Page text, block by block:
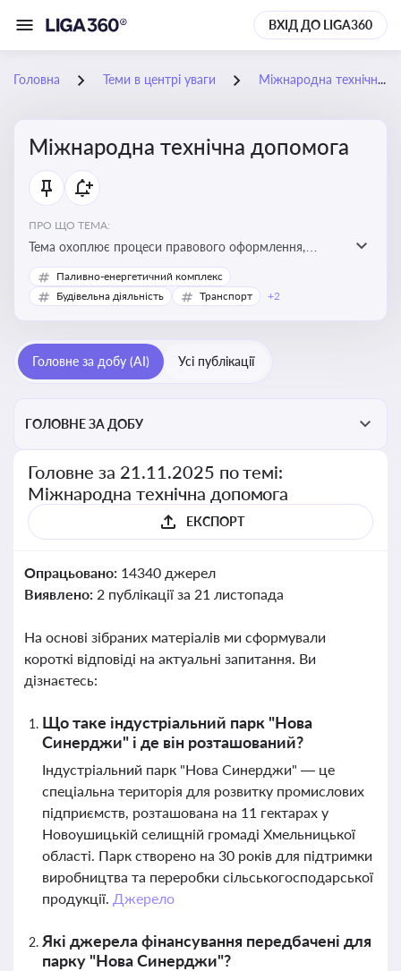
ВХІД ДО LIGA360
Головна Теми в центрі уваги Міжнародна технічна допомога
Міжнародна технічна допомога
ПРО ЩО ТЕМА:
Тема охоплює процеси правового оформлення,
адміністрування і контролю технічної допомоги, що
надається Україні з-за кордону, і є критично
Паливно-енергетичний комплекс
Будівельна діяльність
Транспорт +2
Головне за добу (AI) Усі публікації
ГОЛОВНЕ ЗА ДОБУ
Головне за 21.11.2025 по темі:
Міжнародна технічна допомога
ЕКСПОРТ
Опрацьовано: 14340 джерел
Виявлено: 2 публікації за 21 листопада
На основі зібраних матеріалів ми сформували
короткі відповіді на актуальні запитання. Ви
дізнаєтесь:
Що таке індустріальний парк "Нова
Синерджи" і де він розташований?
Індустріальний парк "Нова Синерджи" — це
спеціальна територія для розвитку промислових
підприємств, розташована на 11 гектарах у
Новоушицькій селищній громаді Хмельницької
області. Парк створено на 30 років для підтримки
виробництва та переробки сільськогосподарської
продукції. Джерело
Які джерела фінансування передбачені для
парку "Нова Синерджи"?